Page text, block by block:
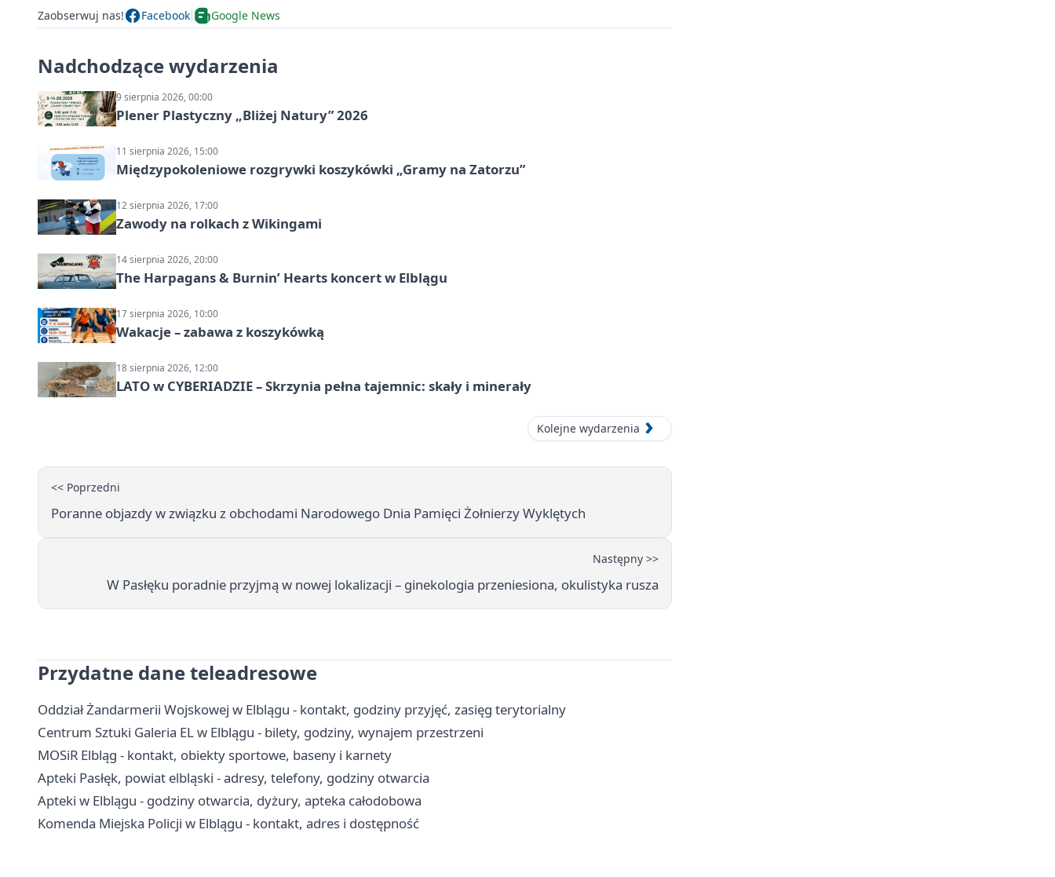
Zaobserwuj nas! Facebook Google News
Nadchodzące wydarzenia
9 sierpnia 2026, 00:00
Plener Plastyczny „Bliżej Natury” 2026
11 sierpnia 2026, 15:00
Międzypokoleniowe rozgrywki koszykówki „Gramy na Zatorzu”
12 sierpnia 2026, 17:00
Zawody na rolkach z Wikingami
14 sierpnia 2026, 20:00
The Harpagans & Burnin’ Hearts koncert w Elblągu
17 sierpnia 2026, 10:00
Wakacje – zabawa z koszykówką
18 sierpnia 2026, 12:00
LATO w CYBERIADZIE – Skrzynia pełna tajemnic: skały i minerały
Kolejne wydarzenia
<< Poprzedni
Poranne objazdy w związku z obchodami Narodowego Dnia Pamięci Żołnierzy Wyklętych
Następny >>
W Pasłęku poradnie przyjmą w nowej lokalizacji – ginekologia przeniesiona, okulistyka rusza
Przydatne dane teleadresowe
Oddział Żandarmerii Wojskowej w Elblągu - kontakt, godziny przyjęć, zasięg terytorialny
Centrum Sztuki Galeria EL w Elblągu - bilety, godziny, wynajem przestrzeni
MOSiR Elbląg - kontakt, obiekty sportowe, baseny i karnety
Apteki Pasłęk, powiat elbląski - adresy, telefony, godziny otwarcia
Apteki w Elblągu - godziny otwarcia, dyżury, apteka całodobowa
Komenda Miejska Policji w Elblągu - kontakt, adres i dostępność